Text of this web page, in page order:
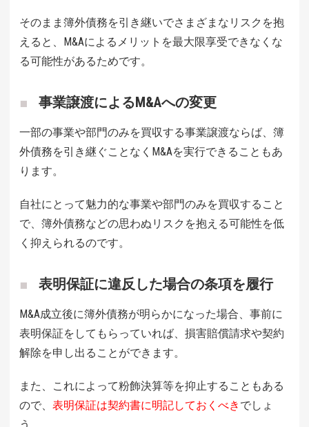
そのまま簿外債務を引き継いでさまざまなリスクを抱
えると、M&Aによるメリットを最大限享受できなくな
る可能性があるためです。
事業譲渡によるM&Aへの変更
一部の事業や部門のみを買収する事業譲渡ならば、簿
外債務を引き継ぐことなくM&Aを実行できることもあ
ります。
自社にとって魅力的な事業や部門のみを買収すること
で、簿外債務などの思わぬリスクを抱える可能性を低
く抑えられるのです。
表明保証に違反した場合の条項を履行
M&A成立後に簿外債務が明らかになった場合、事前に
表明保証をしてもらっていれば、損害賠償請求や契約
解除を申し出ることができます。
また、これによって粉飾決算等を抑止することもある
ので、 表明保証は契約書に明記しておくべき でしょ